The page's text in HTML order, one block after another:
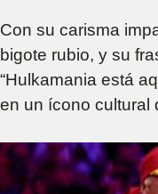
Con su carisma
bigote rubio, y su
“Hulkamania está
en un ícono cultural